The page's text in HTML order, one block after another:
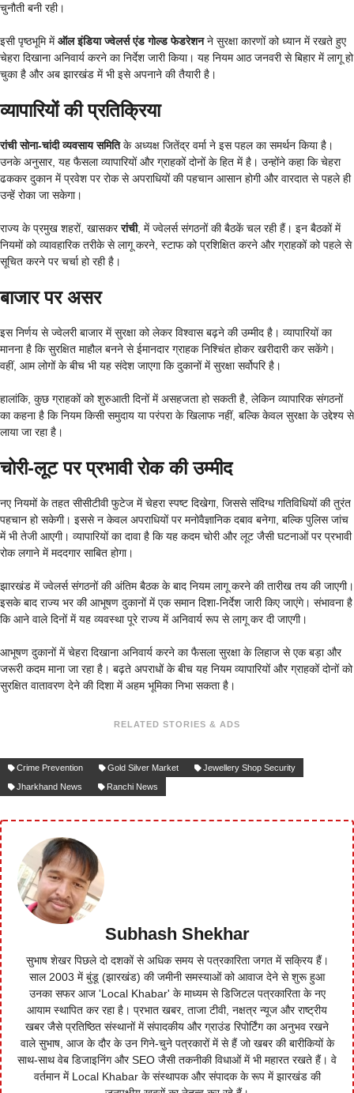
चुनौती बनी रही।
इसी पृष्ठभूमि मेंऑल इंडिया ज्वेलर्स एंड गोल्ड फेडरेशनने सुरक्षा कारणों को ध्यान में रखते हुए
चेहरा दिखाना अनिवार्य करने का निर्देश जारी किया। यह नियम आठ जनवरी से बिहार में लागू हो
चुका है और अब झारखंड में भी इसे अपनाने की तैयारी है।
व्यापारियों की प्रतिक्रिया
रांची सोना‑चांदी व्यवसाय समितिके अध्यक्ष जितेंद्र वर्मा ने इस पहल का समर्थन किया है।
उनके अनुसार, यह फैसला व्यापारियों और ग्राहकों दोनों के हित में है। उन्होंने कहा कि चेहरा
ढककर दुकान में प्रवेश पर रोक से अपराधियों की पहचान आसान होगी और वारदात से पहले ही
उन्हें रोका जा सकेगा।
राज्य के प्रमुख शहरों, खासकररांची, में ज्वेलर्स संगठनों की बैठकें चल रही हैं। इन बैठकों में
नियमों को व्यावहारिक तरीके से लागू करने, स्टाफ को प्रशिक्षित करने और ग्राहकों को पहले से
सूचित करने पर चर्चा हो रही है।
बाजार पर असर
इस निर्णय से ज्वेलरी बाजार में सुरक्षा को लेकर विश्वास बढ़ने की उम्मीद है। व्यापारियों का
मानना है कि सुरक्षित माहौल बनने से ईमानदार ग्राहक निश्चिंत होकर खरीदारी कर सकेंगे।
वहीं, आम लोगों के बीच भी यह संदेश जाएगा कि दुकानों में सुरक्षा सर्वोपरि है।
हालांकि, कुछ ग्राहकों को शुरुआती दिनों में असहजता हो सकती है, लेकिन व्यापारिक संगठनों
का कहना है कि नियम किसी समुदाय या परंपरा के खिलाफ नहीं, बल्कि केवल सुरक्षा के उद्देश्य से
लाया जा रहा है।
चोरी-लूट पर प्रभावी रोक की उम्मीद
नए नियमों के तहत सीसीटीवी फुटेज में चेहरा स्पष्ट दिखेगा, जिससे संदिग्ध गतिविधियों की तुरंत
पहचान हो सकेगी। इससे न केवल अपराधियों पर मनोवैज्ञानिक दबाव बनेगा, बल्कि पुलिस जांच
में भी तेजी आएगी। व्यापारियों का दावा है कि यह कदम चोरी और लूट जैसी घटनाओं पर प्रभावी
रोक लगाने में मददगार साबित होगा।
झारखंड में ज्वेलर्स संगठनों की अंतिम बैठक के बाद नियम लागू करने की तारीख तय की जाएगी।
इसके बाद राज्य भर की आभूषण दुकानों में एक समान दिशा-निर्देश जारी किए जाएंगे। संभावना है
कि आने वाले दिनों में यह व्यवस्था पूरे राज्य में अनिवार्य रूप से लागू कर दी जाएगी।
आभूषण दुकानों में चेहरा दिखाना अनिवार्य करने का फैसला सुरक्षा के लिहाज से एक बड़ा और
जरूरी कदम माना जा रहा है। बढ़ते अपराधों के बीच यह नियम व्यापारियों और ग्राहकों दोनों को
सुरक्षित वातावरण देने की दिशा में अहम भूमिका निभा सकता है।
RELATED STORIES & ADS
Crime Prevention Gold Silver Market
Jewellery Shop Security
Jharkhand News
Ranchi News
Subhash Shekhar
सुभाष शेखर पिछले दो दशकों से अधिक समय से पत्रकारिता जगत में सक्रिय हैं।
साल 2003 में बुंडू (झारखंड) की जमीनी समस्याओं को आवाज देने से शुरू हुआ
उनका सफर आज 'Local Khabar' के माध्यम से डिजिटल पत्रकारिता के नए
आयाम स्थापित कर रहा है। प्रभात खबर, ताजा टीवी, नक्षत्र न्यूज और राष्ट्रीय
खबर जैसे प्रतिष्ठित संस्थानों में संपादकीय और ग्राउंड रिपोर्टिंग का अनुभव रखने
वाले सुभाष, आज के दौर के उन गिने-चुने पत्रकारों में से हैं जो खबर की बारीकियों के
साथ-साथ वेब डिजाइनिंग और SEO जैसी तकनीकी विधाओं में भी महारत रखते हैं। वे
वर्तमान में Local Khabar के संस्थापक और संपादक के रूप में झारखंड की